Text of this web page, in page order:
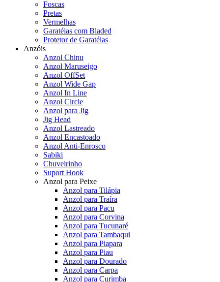
Foscas
Pretas
Vermelhas
Garatéias com Bladed
Protetor de Garatéias
Anzóis
Anzol Chinu
Anzol Maruseigo
Anzol OffSet
Anzol Wide Gap
Anzol In Line
Anzol Circle
Anzol para Jig
Jig Head
Anzol Lastreado
Anzol Encastoado
Anzol Anti-Enrosco
Sabiki
Chuveirinho
Suport Hook
Anzol para Peixe
Anzol para Tilápia
Anzol para Traíra
Anzol para Pacu
Anzol para Corvina
Anzol para Tucunaré
Anzol para Tambaqui
Anzol para Piapara
Anzol para Piau
Anzol para Dourado
Anzol para Carpa
Anzol para Curimba